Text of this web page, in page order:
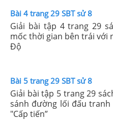
Bài 4 trang 29 SBT sử 8
Giải bài tập 4 trang 29
mốc thời gian bên trái với
Độ
Bài 5 trang 29 SBT sử 8
Giải bài tập 5 trang 29
sánh đường lối đấu tranh
"Cấp tiến”